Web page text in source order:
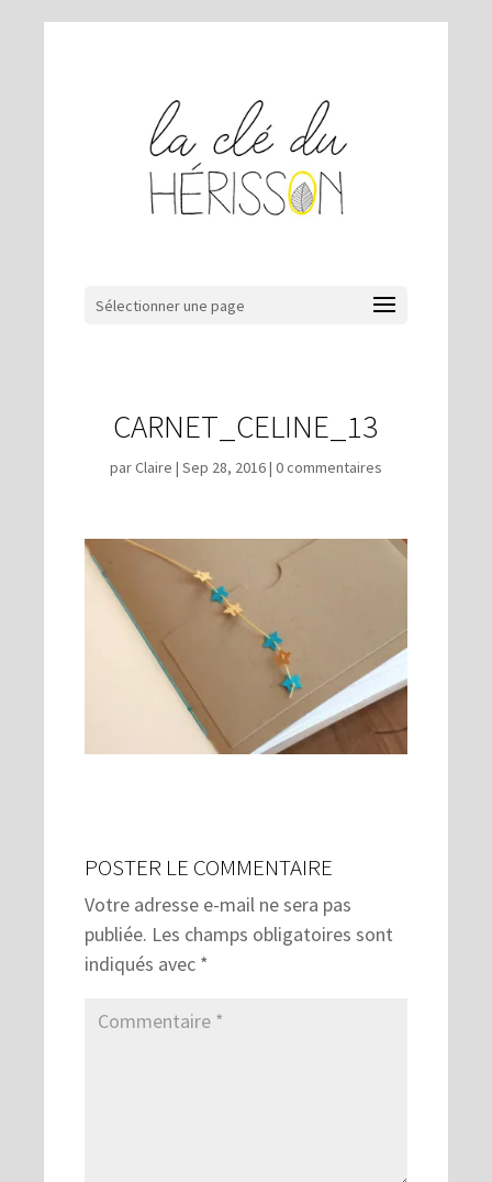
Sélectionner une page
CARNET_CELINE_13
parClaire | Sep 28, 2016| 0 commentaires
POSTER LE COMMENTAIRE
Votre adresse e-mail ne sera pas
publiée. Les champs obligatoires sont
indiqués avec *